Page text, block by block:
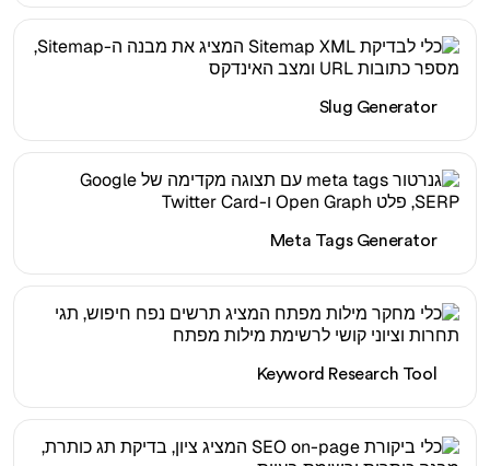
Slug Generator
Meta Tags Generator
Keyword Research Tool